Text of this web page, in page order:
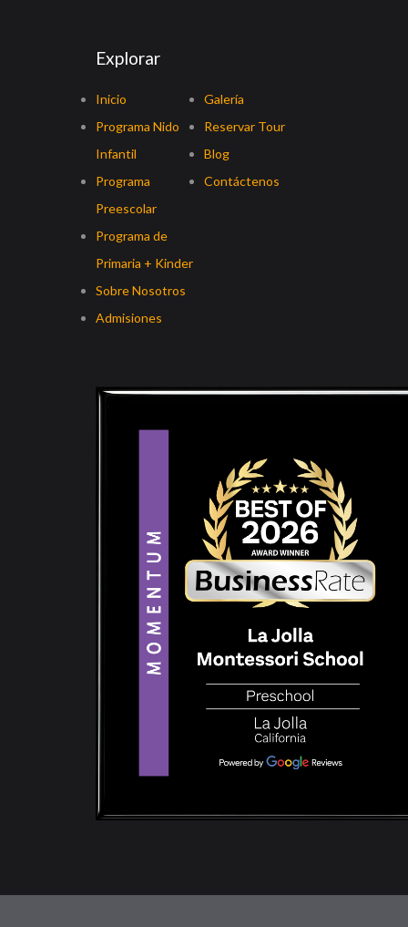
Explorar
Inicio
Programa Nido
Infantil
Programa
Preescolar
Programa de
Primaria + Kinder
Sobre Nosotros
Admisiones
Galería
Reservar Tour
Blog
Contáctenos